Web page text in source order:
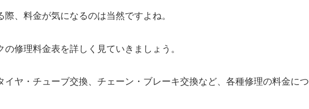
、料金が気になるのは当然ですよね。
修理料金表を詳しく見ていきましょう。
イヤ・チューブ交換、チェーン・ブレーキ交換など、各種修理の料金につ